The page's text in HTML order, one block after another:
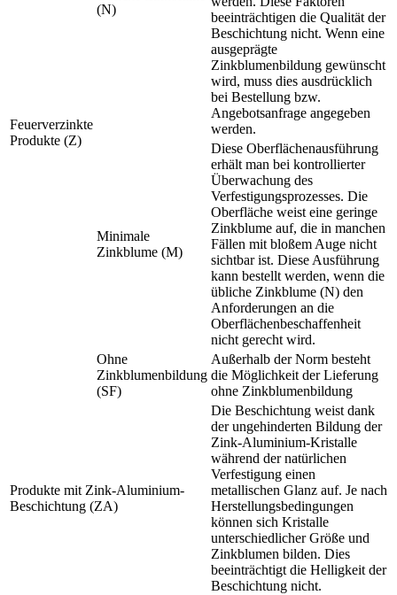
Feuerverzinkte
Produkte (Z)
(N)
beeinträchtigen die Qualität der
Beschichtung nicht. Wenn eine
ausgeprägte
Zinkblumenbildung gewünscht
wird, muss dies ausdrücklich
bei Bestellung bzw.
Angebotsanfrage angegeben
werden.
Minimale
Zinkblume (M)
Diese Oberflächenausführung
erhält man bei kontrollierter
Überwachung des
Verfestigungsprozesses. Die
Oberfläche weist eine geringe
Zinkblume auf, die in manchen
Fällen mit bloßem Auge nicht
sichtbar ist. Diese Ausführung
kann bestellt werden, wenn die
übliche Zinkblume (N) den
Anforderungen an die
Oberflächenbeschaffenheit
nicht gerecht wird.
Ohne
Zinkblumenbildung
(SF)
Außerhalb der Norm besteht
die Möglichkeit der Lieferung
ohne Zinkblumenbildung
Produkte mit Zink-Aluminium-
Beschichtung (ZA)
Die Beschichtung weist dank
der ungehinderten Bildung der
Zink-Aluminium-Kristalle
während der natürlichen
Verfestigung einen
metallischen Glanz auf. Je nach
Herstellungsbedingungen
können sich Kristalle
unterschiedlicher Größe und
Zinkblumen bilden. Dies
beeinträchtigt die Helligkeit der
Beschichtung nicht.